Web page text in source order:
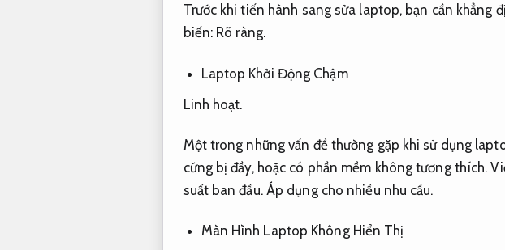
Trước khi tiến hành sang sửa laptop, bạn cần khẳng
biến: Rõ ràng.
Laptop Khởi Động Chậm
Linh hoạt.
Một trong những vấn đề thường gặp khi sử dụng
cứng bị đầy, hoặc có phần mềm không tương thích.
suất ban đầu. Áp dụng cho nhiều nhu cầu.
Màn Hình Laptop Không Hiển Thị